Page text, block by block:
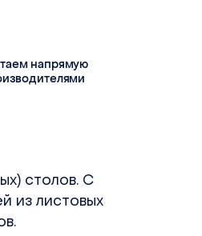
напрямую
столов. С
из листовых